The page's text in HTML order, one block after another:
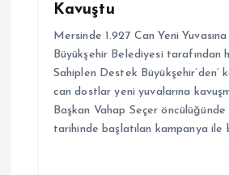
Kavuştu
Mersinde 1.927 Can Yeni
Büyükşehir Belediyesi tarafından
Sahiplen Destek Büyükşehir’den’
can dostlar yeni yuvalarına
Başkan Vahap Seçer
tarihinde başlatılan kampanya ile